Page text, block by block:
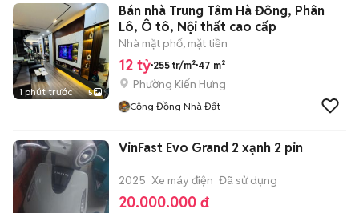
1 phút trước 5
Bán nhà Trung Tâm Hà Đông, Phân
Lô, Ô tô, Nội thất cao cấp
Nhà mặt phố, mặt tiền
12 tỷ 255 tr/m² 47 m²
Phường Kiến Hưng
Cộng Đồng Nhà Đất
VinFast Evo Grand 2 xạnh 2 pin
2025 Xe máy điện Đã sử dụng
20.000.000 đ